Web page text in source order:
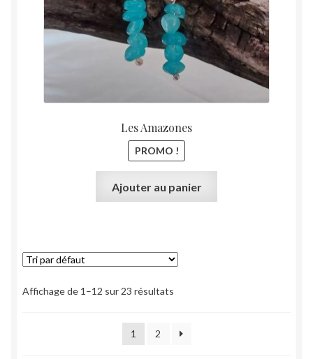
Les Amazones
PROMO !
Ajouter au panier
Affichage de 1–12 sur 23 résultats
1 2